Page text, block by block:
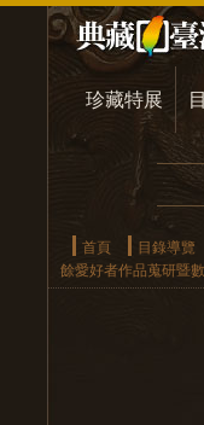
珍藏特展
首頁 目錄導覽
餘愛好者作品蒐研暨